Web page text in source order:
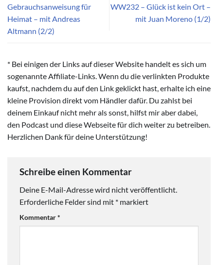
Gebrauchsanweisung für
Heimat – mit Andreas
Altmann (2/2)
WW232 – Glück ist kein Ort –
mit Juan Moreno (1/2)
* Bei einigen der Links auf dieser Website handelt es sich um
sogenannte Affiliate-Links. Wenn du die verlinkten Produkte
kaufst, nachdem du auf den Link geklickt hast, erhalte ich eine
kleine Provision direkt vom Händler dafür. Du zahlst bei
deinem Einkauf nicht mehr als sonst, hilfst mir aber dabei,
den Podcast und diese Webseite für dich weiter zu betreiben.
Herzlichen Dank für deine Unterstützung!
Schreibe einen Kommentar
Deine E-Mail-Adresse wird nicht veröffentlicht.
Erforderliche Felder sind mit * markiert
Kommentar*